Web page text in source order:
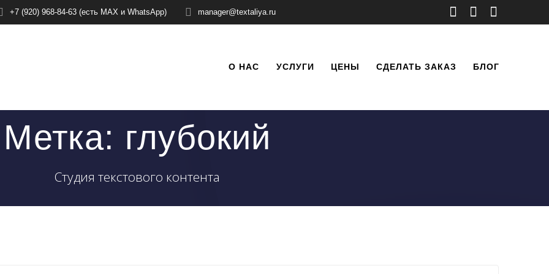
+7 (920) 968-84-63 (есть MAX и WhatsApp) manager@textaliya.ru
О НАС УСЛУГИ ЦЕНЫ СДЕЛАТЬ ЗАКАЗ БЛОГ
Метка: глубокий
Студия текстового контента